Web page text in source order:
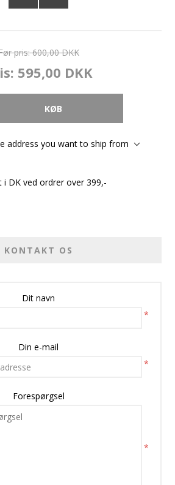
pris: 600,00 DKK
595,00 DKK
address you want to ship from
i DK ved ordrer over 399,-
KONTAKT OS
Dit navn
*
Din e-mail
*
Forespørgsel
*